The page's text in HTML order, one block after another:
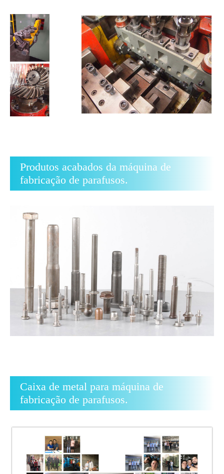
Produtos acabados da máquina de
fabricação de parafusos.
Caixa de metal para máquina de
fabricação de parafusos.